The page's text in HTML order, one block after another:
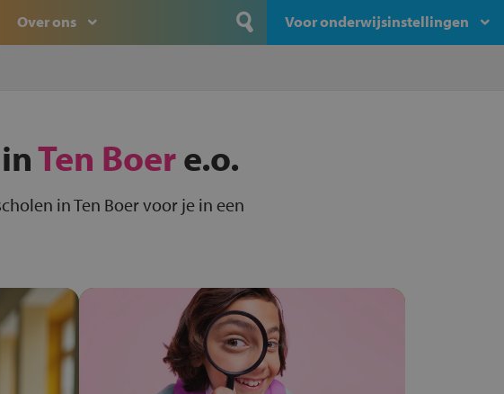
Over ons Voor onderwijsinstellingen
Ten Boere.o.
in Ten Boer voor je in een